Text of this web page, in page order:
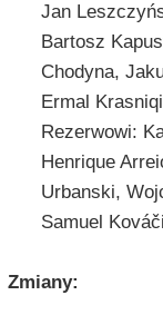
Jan
Bartosz
Chodyna,
Ermal
Rezerwowi:
Henrique
Urbanski,
Samuel
Zmiany: